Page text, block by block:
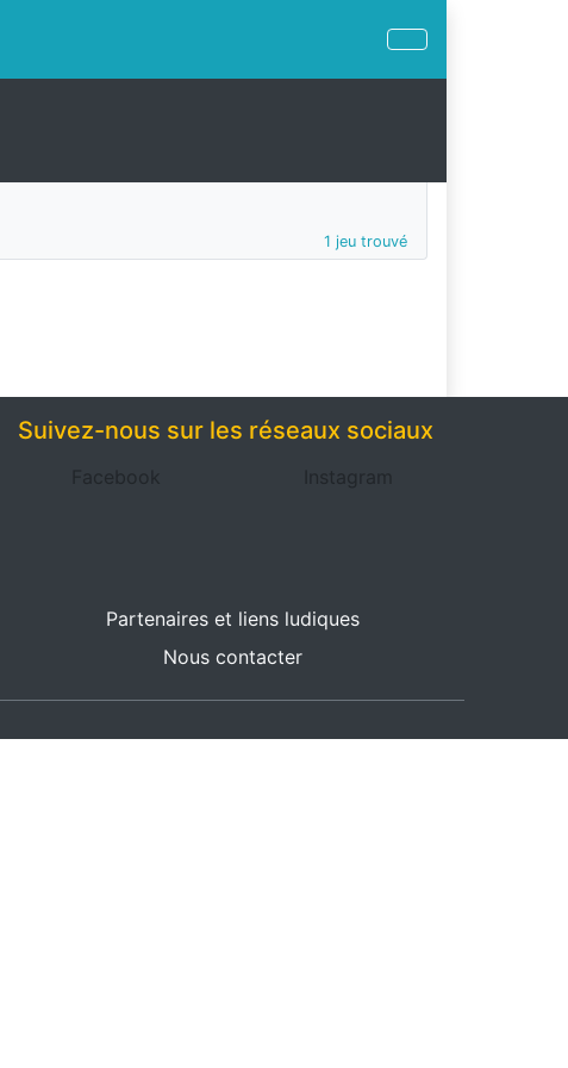
1 jeu trouvé
Suivez-nous sur les réseaux sociaux
Facebook Instagram
Partenaires et liens ludiques
Nous contacter